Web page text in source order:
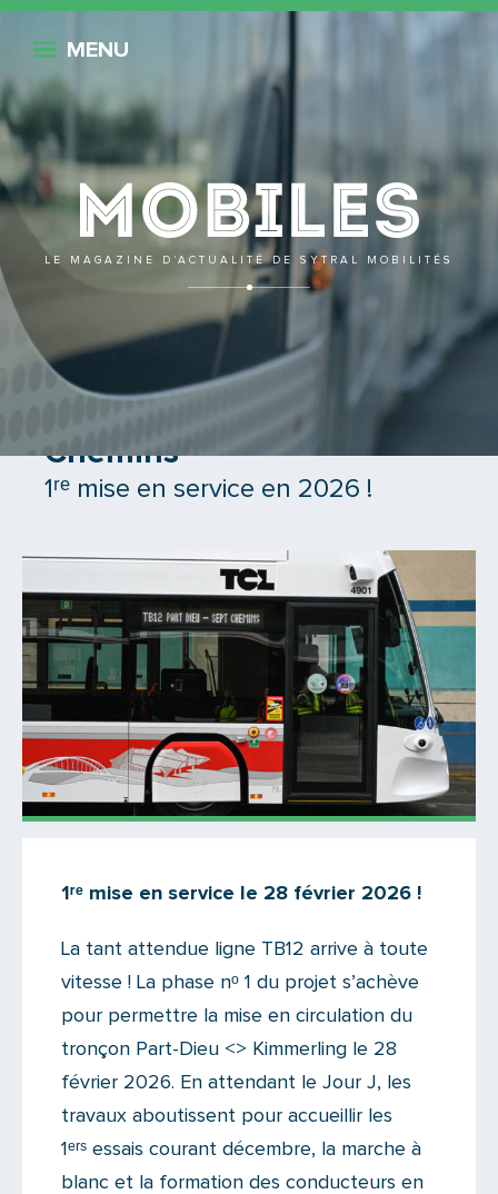
MENU
LE MAGAZINE D’ACTUALITÉ DE SYTRAL MOBILITÉS
TB12 Part-Dieu <> Sept
Chemins
1ʳᵉ mise en service en 2026 !
Ajoutez le vôtre
1ʳᵉ mise en service le 28 février 2026 !
La tant attendue ligne TB12 arrive à toute
vitesse ! La phase nᵒ 1 du projet s’achève
pour permettre la mise en circulation du
tronçon Part-Dieu <> Kimmerling le 28
février 2026. En attendant le Jour J, les
travaux aboutissent pour accueillir les
1ᵉʳˢ essais courant décembre, la marche à
blanc et la formation des conducteurs en